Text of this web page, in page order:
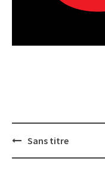
PostSans titre